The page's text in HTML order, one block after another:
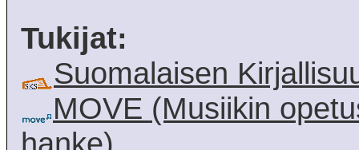
Tukijat:
Suomalaisen
MOVE (Musiikin